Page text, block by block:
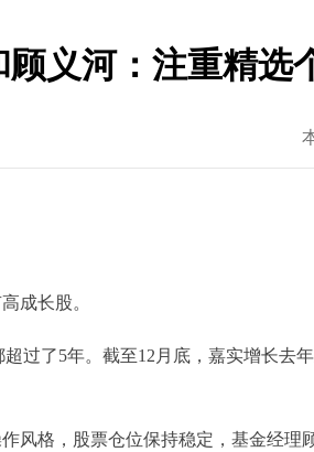
义河：注重精选
成长股。
过了5年。截至12月底，嘉实增长去
风格，股票仓位保持稳定，基金经理